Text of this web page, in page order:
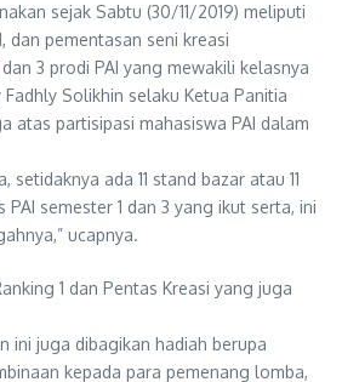
sejak Sabtu (30/11/2019) meliputi
dan pementasan seni kreasi
3 prodi PAI yang mewakili kelasnya
Solikhin selaku Ketua Panitia
atas partisipasi mahasiswa PAI dalam
setidaknya ada 11 stand bazar atau 11
semester 1 dan 3 yang ikut serta, ini
ucapnya.
1 dan Pentas Kreasi yang juga
ini juga dibagikan hadiah berupa
kepada para pemenang lomba,